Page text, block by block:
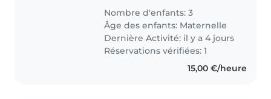
trois enfants en âge préscolaire,
juste pour les amener a l'ecole le
matin qui est à 300..
Nombre d'enfants: 3
Âge des enfants: Maternelle
Dernière Activité: il y a 4 jours
Réservations vérifiées: 1
15,00 €/heure